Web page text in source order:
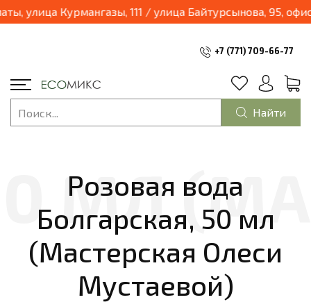
Курмангазы, 111 / улица Байтурсынова, 95, офис
+7 (771) 709-66-77
Найти
Розовая вода
Болгарская, 50 мл
(Мастерская Олеси
Мустаевой)